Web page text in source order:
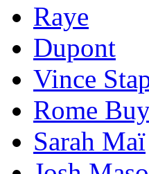
Raye
Dupont
Vince
Rome
Sarah Maï